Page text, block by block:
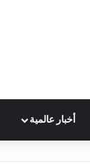
أخبار عالمية